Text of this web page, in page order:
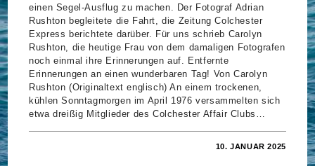
einen Segel-Ausflug zu machen. Der Fotograf Adrian
Rushton begleitete die Fahrt, die Zeitung Colchester
Express berichtete darüber. Für uns schrieb Carolyn
Rushton, die heutige Frau von dem damaligen Fotografen
noch einmal ihre Erinnerungen auf. Entfernte
Erinnerungen an einen wunderbaren Tag! Von Carolyn
Rushton (Originaltext englisch) An einem trockenen,
kühlen Sonntagmorgen im April 1976 versammelten sich
etwa dreißig Mitglieder des Colchester Affair Clubs…
10. JANUAR 2025